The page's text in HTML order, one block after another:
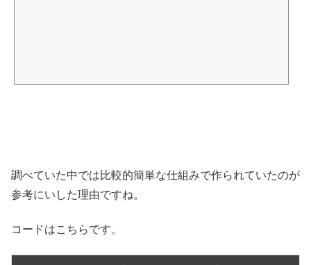
調べていた中では比較的簡単な仕組みで作られていたのが
参考にいした理由ですね。
コードはこちらです。